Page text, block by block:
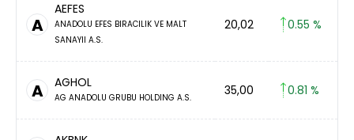
A
AEFES
ANADOLU EFES BIRACILIK VE MALT
SANAYII A.S.
20,02 0.55 %
A AGHOL
AG ANADOLU GRUBU HOLDING A.S. 35,00 0.81 %